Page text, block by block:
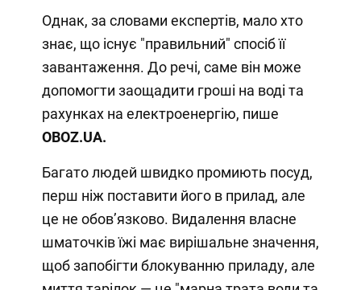
Однак, за словами експертів, мало хто
знає, що існує "правильний" спосіб її
завантаження. До речі, саме він може
допомогти заощадити гроші на воді та
рахунках на електроенергію, пише
OBOZ.UA.
Багато людей швидко промиють посуд,
перш ніж поставити його в прилад, але
це не обов’язково. Видалення власне
шматочків їжі має вирішальне значення,
щоб запобігти блокуванню приладу, але